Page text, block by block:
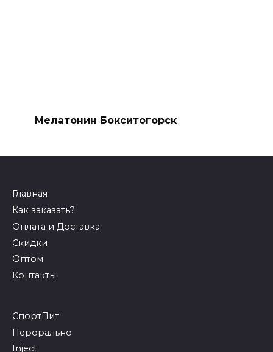
Как заказать?
Оплата и Доставка
Скидки
Оптом
Контакты
Перорально
Inject
ГоРмошки